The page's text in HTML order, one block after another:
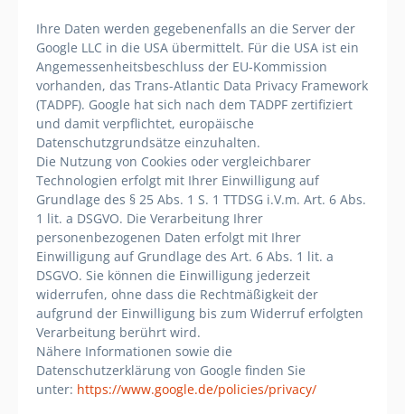
Ihre Daten werden gegebenenfalls an die Server der
Google LLC in die USA übermittelt. Für die USA ist ein
Angemessenheitsbeschluss der EU-Kommission
vorhanden, das Trans-Atlantic Data Privacy Framework
(TADPF). Google hat sich nach dem TADPF zertifiziert
und damit verpflichtet, europäische
Datenschutzgrundsätze einzuhalten.
Die Nutzung von Cookies oder vergleichbarer
Technologien erfolgt mit Ihrer Einwilligung auf
Grundlage des § 25 Abs. 1 S. 1 TTDSG i.V.m. Art. 6 Abs.
1 lit. a DSGVO. Die Verarbeitung Ihrer
personenbezogenen Daten erfolgt mit Ihrer
Einwilligung auf Grundlage des Art. 6 Abs. 1 lit. a
DSGVO. Sie können die Einwilligung jederzeit
widerrufen, ohne dass die Rechtmäßigkeit der
aufgrund der Einwilligung bis zum Widerruf erfolgten
Verarbeitung berührt wird.
Nähere Informationen sowie die
Datenschutzerklärung von Google finden Sie
unter: https://www.google.de/policies/privacy/